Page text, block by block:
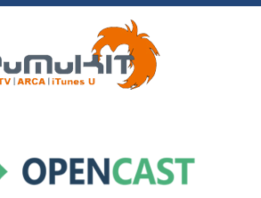
4.2 Projektpraxis